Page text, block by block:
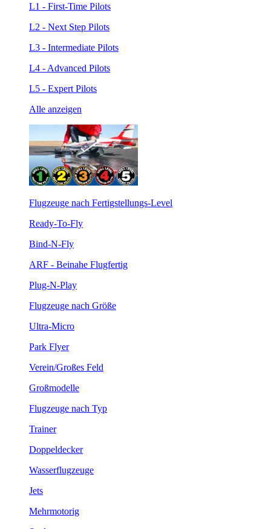
L1 - First-Time Pilots
L2 - Next Step Pilots
L3 - Intermediate Pilots
L4 - Advanced Pilots
L5 - Expert Pilots
Alle anzeigen
Flugzeuge nach Fertigstellungs-Level
Ready-To-Fly
Bind-N-Fly
ARF - Beinahe Flugfertig
Plug-N-Play
Flugzeuge nach Größe
Ultra-Micro
Park Flyer
Verein/Großes Feld
Großmodelle
Flugzeuge nach Typ
Trainer
Doppeldecker
Wasserflugzeuge
Jets
Mehrmotorig